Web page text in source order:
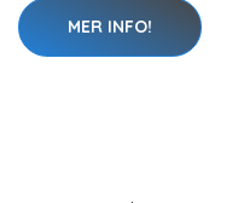
MER INFO!